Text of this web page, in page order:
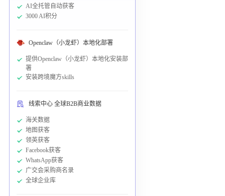
AI全托管自动获客
3000 AI积分
Openclaw（小龙虾）本地化部署
提供Openclaw（小龙虾）本地化安装部
署
安装跨境魔方skills
线索中心 全球B2B商业数据
海关数据
地图获客
领英获客
Facebook获客
WhatsApp获客
广交会采购商名录
全球企业库